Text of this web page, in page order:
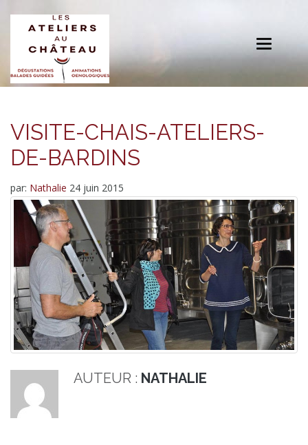
Toggle
VISITE-CHAIS-ATELIERS-
DE-BARDINS
par: Nathalie 24 juin 2015
AUTEUR : NATHALIE